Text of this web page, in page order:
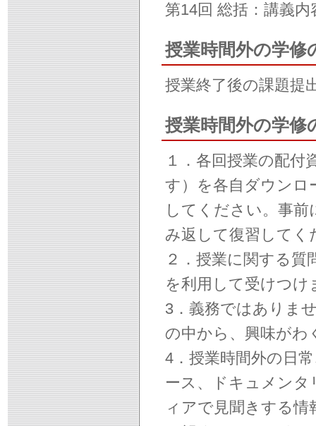
第14回 総括：講義
授業時間外の学修
授業終了後の課題提
授業時間外の学修
１．各回授業の配付
す）を各自ダウンロ
してください。事
み返して復習してく
２．授業に関する
を利用して受けつけ
3．義務ではありま
の中から、興味がわ
4．授業時間外の日
ース、ドキュメン
ィアで見聞きする